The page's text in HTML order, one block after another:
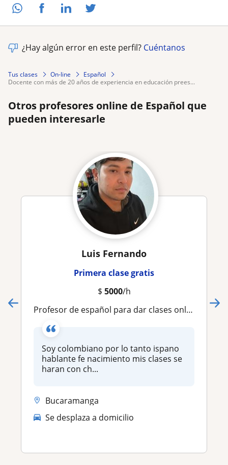
¿Hay algún error en este perfil? Cuéntanos
Tus clases On-line
Español
docente con más de 20 años de experiencia en educación prees...
Otros profesores online de Español que
pueden interesarle
Luis Fernando
Primera clase gratis
$ 5000/h
Profesor de español para dar clases online remoto
Soy colombiano por lo tanto ispano
hablante fe nacimiento mis clases se
haran con ch...
Bucaramanga
Se desplaza a domicilio